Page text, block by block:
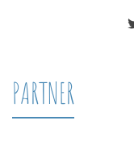
PARTNER